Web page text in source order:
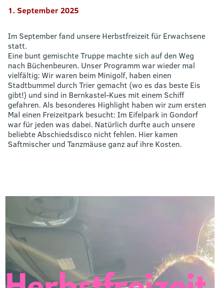
1. September 2025
Im September fand unsere Herbstfreizeit für Erwachsene
statt.
Eine bunt gemischte Truppe machte sich auf den Weg
nach Büchenbeuren. Unser Programm war wieder mal
vielfältig: Wir waren beim Minigolf, haben einen
Stadtbummel durch Trier gemacht (wo es das beste Eis
gibt!) und sind in Bernkastel-Kues mit einem Schiff
gefahren. Als besonderes Highlight haben wir zum ersten
Mal einen Freizeitpark besucht: Im Eifelpark in Gondorf
war für jeden was dabei. Natürlich durfte auch unsere
beliebte Abschiedsdisco nicht fehlen. Hier kamen
Saftmischer und Tanzmäuse ganz auf ihre Kosten.